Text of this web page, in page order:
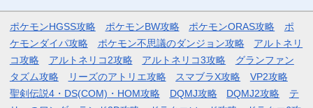
ポケモンHGSS攻略 ポケモンBW攻略 ポケモンORAS攻略
ポ
ケモンダイパ攻略
ポケモン不思議のダンジョン攻略
アルトネリ
コ攻略
アルトネリコ2攻略 アルトネリコ3攻略
グランファン
タズム攻略
リーズのアトリエ攻略 スマブラX攻略
VP2攻略
聖剣伝説4・DS(COM)・HOM攻略
DQMJ攻略 DQMJ2攻略
テ